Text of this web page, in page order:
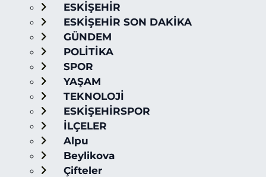
ESKİŞEHİR
ESKİŞEHİR SON DAKİKA
GÜNDEM
POLİTİKA
SPOR
YAŞAM
TEKNOLOJİ
ESKİŞEHİRSPOR
İLÇELER
Alpu
Beylikova
Çifteler